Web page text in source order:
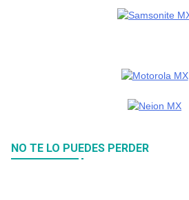
NO TE LO PUEDES PERDER